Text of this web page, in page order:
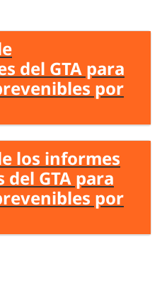
del GTA para
por
los informes
GTA para
por